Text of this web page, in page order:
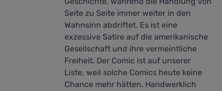
Seite zu Seite immer weiter in den
Wahnsinn abdriftet. Es ist eine
exzessive Satire auf die amerikanische
Gesellschaft und ihre vermeintliche
Freiheit. Der Comic ist auf unserer
Liste, weil solche Comics heute keine
Chance mehr hätten. Handwerklich